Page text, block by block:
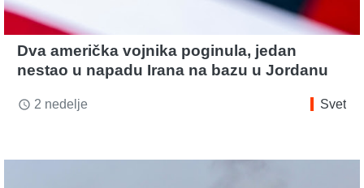
Dva američka vojnika poginula, jedan
nestao u napadu Irana na bazu u Jordanu
access_time 2 nedelje Svet